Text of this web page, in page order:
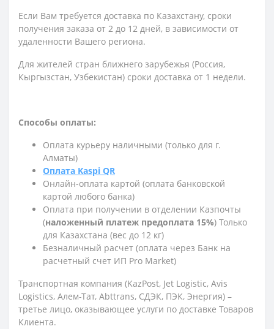
Если Вам требуется доставка по Казахстану, сроки
получения заказа от 2 до 12 дней, в зависимости от
удаленности Вашего региона.
Для жителей стран ближнего зарубежья (Россия,
Кыргызстан, Узбекистан) сроки доставка от 1 недели.
Способы оплаты:
Оплата курьеру наличными (только для г.
Алматы)
Оплата Kaspi QR
Онлайн-оплата картой (оплата банковской
картой любого банка)
Оплата при получении в отделении Казпочты
(наложенный платеж предоплата 15%) Только
для Казахстана (вес до 12 кг)
Безналичный расчет (оплата через Банк на
расчетный счет ИП Pro Market)
Транспортная компания (KazPost, Jet Logistic, Avis
Logistics, Алем-Тат, Abttrans, СДЭК, ПЭК, Энергия) –
третье лицо, оказывающее услуги по доставке Товаров
Клиента.